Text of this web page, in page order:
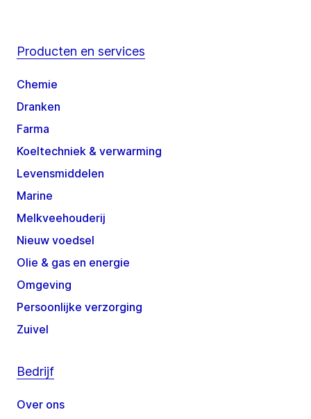
Producten en services
Chemie
Dranken
Farma
Koeltechniek & verwarming
Levensmiddelen
Marine
Melkveehouderij
Nieuw voedsel
Olie & gas en energie
Omgeving
Persoonlijke verzorging
Zuivel
Bedrijf
Over ons